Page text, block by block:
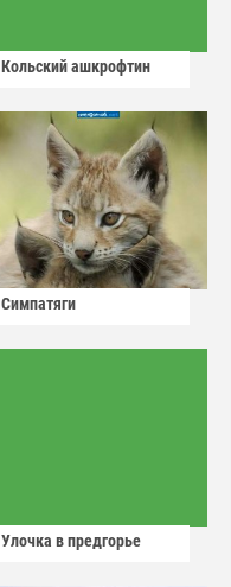
Кольский ашкрофтин
Симпатяги
Улочка в предгорье